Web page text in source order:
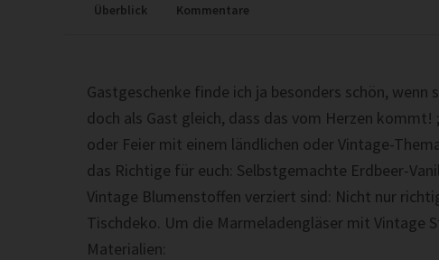
Überblick Kommentare
Gast­geschenke finde ich ja beson­ders schön,
doch als Gast gle­ich, dass das vom Herzen
oder Feier mit einem ländlichen oder Vintage-
das Richtige für euch: Selb­st­gemachte Erdbeer-
Vin­tage Blu­men­stof­fen verziert sind: Nicht nur
Tis­chdeko. Um die Marme­ladengläser mit Vin­tage
Materialien: